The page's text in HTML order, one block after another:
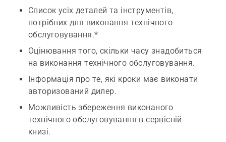
Список усіх деталей та інструментів,
потрібних для виконання технічного
обслуговування.*
Оцінювання того, скільки часу знадобиться
на виконання технічного обслуговування.
Інформація про те, які кроки має виконати
авторизований дилер.
Можливість збереження виконаного
технічного обслуговування в сервісній
книзі.